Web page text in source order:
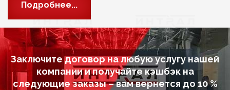
Подробнее...
Заключите договор на любую услугу нашей
компании и получайте кэшбэк на
следующие заказы – вам вернется до 10 %